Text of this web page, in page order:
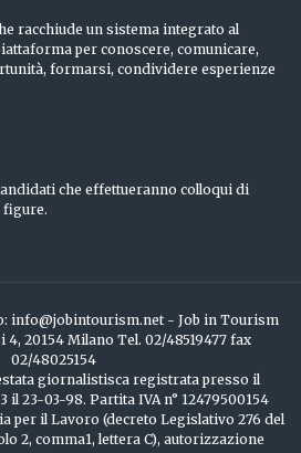
racchiude un sistema integrato al
per conoscere, comunicare,
formarsi, condividere esperienze
che effettueranno colloqui di
figure.
info@jobintourism.net - Job in Tourism
4, 20154 Milano Tel. 02/48519477 fax
02/48025154
giornalistisca registrata presso il
il 23-03-98. Partita IVA n° 12479500154
per il Lavoro (decreto Legislativo 276 del
2, comma1, lettera C), autorizzazione